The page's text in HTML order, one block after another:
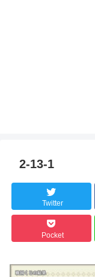
2-13-1
Twitter
Pocket